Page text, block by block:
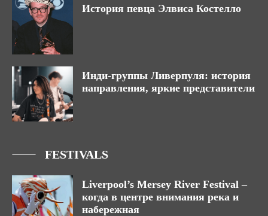
История певца Элвиса Костелло
Инди-группы Ливерпуля: история
направления, яркие представители
FESTIVALS
Liverpool’s Mersey River Festival –
когда в центре внимания река и
набережная